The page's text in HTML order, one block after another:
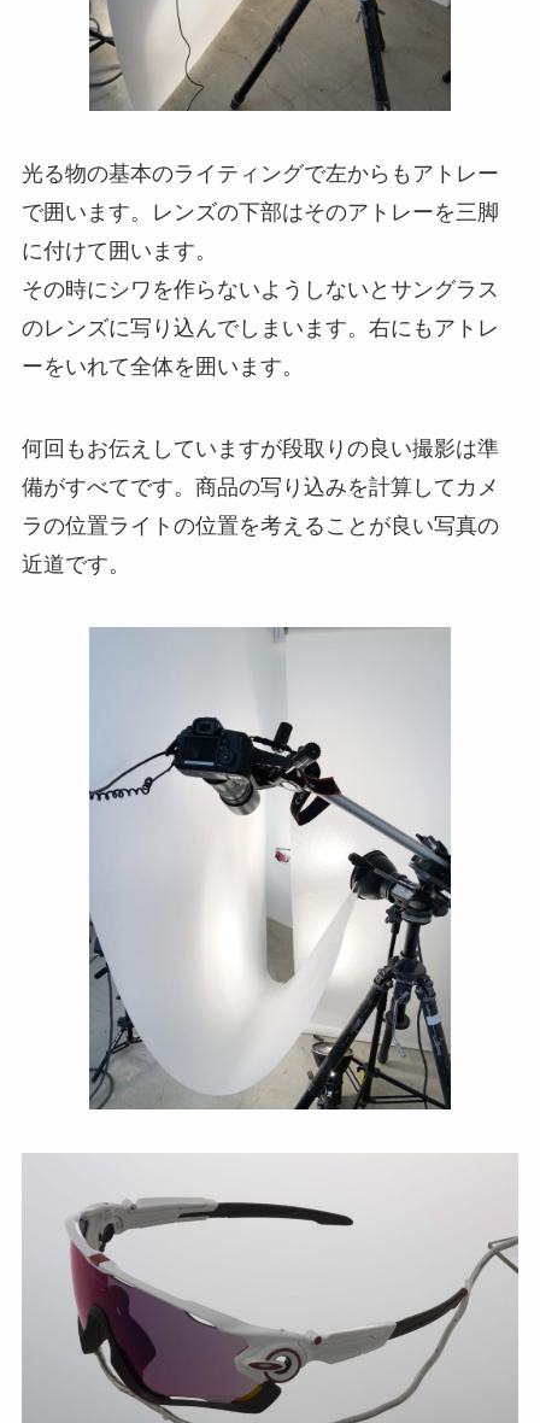
光る物の基本のライティングで左からもアトレー
で囲います。レンズの下部はそのアトレーを三脚
に付けて囲います。
その時にシワを作らないようしないとサングラス
のレンズに写り込んでしまいます。右にもアトレ
ーをいれて全体を囲います。
何回もお伝えしていますが段取りの良い撮影は準
備がすべてです。商品の写り込みを計算してカメ
ラの位置ライトの位置を考えることが良い写真の
近道です。